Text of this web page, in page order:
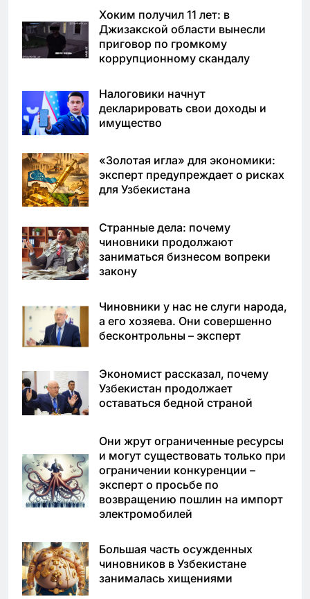
Хоким получил 11 лет: в
Джизакской области вынесли
приговор по громкому
коррупционному скандалу
Налоговики начнут
декларировать свои доходы и
имущество
«Золотая игла» для экономики:
эксперт предупреждает о рисках
для Узбекистана
Странные дела: почему
чиновники продолжают
заниматься бизнесом вопреки
закону
Чиновники у нас не слуги народа,
а его хозяева. Они совершенно
бесконтрольны – эксперт
Экономист рассказал, почему
Узбекистан продолжает
оставаться бедной страной
Они жрут ограниченные ресурсы
и могут существовать только при
ограничении конкуренции –
эксперт о просьбе по
возвращению пошлин на импорт
электромобилей
Большая часть осужденных
чиновников в Узбекистане
занималась хищениями